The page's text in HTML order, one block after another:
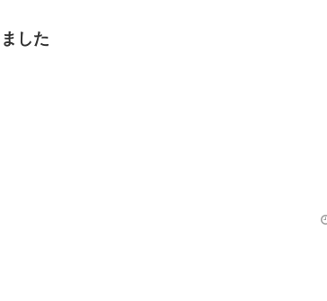
した